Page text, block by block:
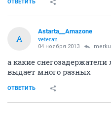
ОТВЕТИТЬ
A
Astarta__Amazone
veteran
04 ноября 2013
а какие снегозадержатели
выдает много разных
ОТВЕТИТЬ